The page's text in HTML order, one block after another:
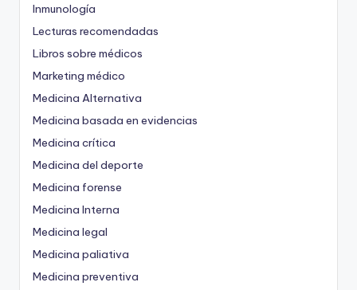
Inmunología
Lecturas recomendadas
Libros sobre médicos
Marketing médico
Medicina Alternativa
Medicina basada en evidencias
Medicina crítica
Medicina del deporte
Medicina forense
Medicina Interna
Medicina legal
Medicina paliativa
Medicina preventiva